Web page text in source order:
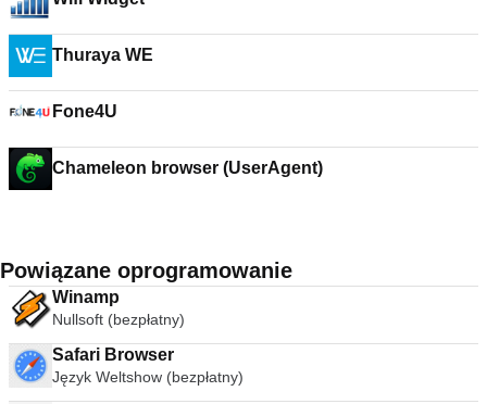
Thuraya WE
Fone4U
Chameleon browser (UserAgent)
Powiązane oprogramowanie
Winamp
Nullsoft (bezpłatny)
Safari Browser
Język Weltshow (bezpłatny)